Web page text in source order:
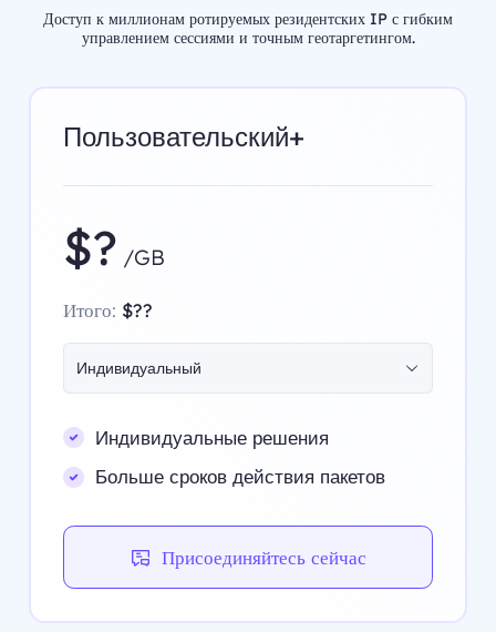
Доступ к миллионам ротируемых резидентских IP с гибким
управлением сессиями и точным геотаргетингом.
Пользовательский+
$? /GB
Итого: $??
Индивидуальный
Индивидуальные решения
Больше сроков действия пакетов
Присоединяйтесь сейчас